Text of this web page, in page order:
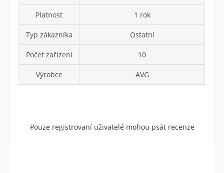
Platnost 1 rok
Typ zákazníka Ostatní
Počet zařízení 10
Výrobce AVG
Pouze registrovaní uživatelé mohou psát recenze